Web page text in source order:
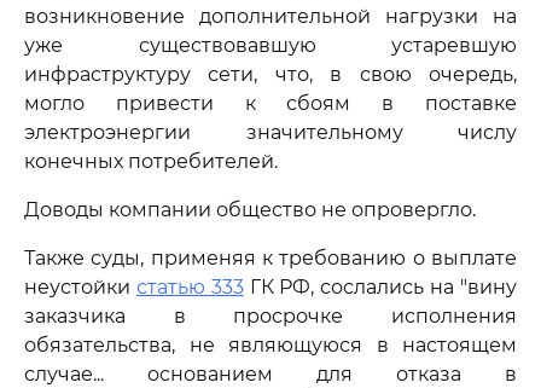
возникновение дополнительной нагрузки на
уже существовавшую устаревшую
инфраструктуру сети, что, в свою очередь,
могло привести к сбоям в поставке
электроэнергии значительному числу
конечных потребителей.
Доводы компании общество не опровергло.
Также суды, применяя к требованию о выплате
неустойки статью 333ГК РФ, сослались на "вину
заказчика в просрочке исполнения
обязательства, не являющуюся в настоящем
случае... основанием для отказа в